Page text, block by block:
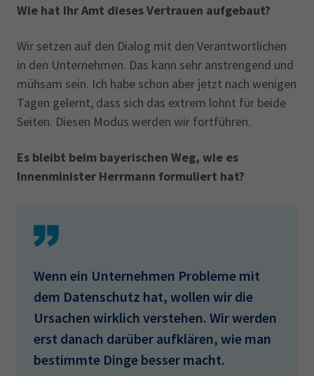
Wie hat Ihr Amt dieses Vertrauen aufgebaut?
Wir setzen auf den Dialog mit den Verantwortlichen
in den Unternehmen. Das kann sehr anstrengend und
mühsam sein. Ich habe schon aber jetzt nach wenigen
Tagen gelernt, dass sich das extrem lohnt für beide
Seiten. Diesen Modus werden wir fortführen.
Es bleibt beim bayerischen Weg, wie es
Innenminister Herrmann formuliert hat?
der Ansbacher Behörde.
Wenn ein Unternehmen Probleme mit
dem Datenschutz hat, wollen wir die
Ursachen wirklich verstehen. Wir werden
erst danach darüber aufklären, wie man
bestimmte Dinge besser macht.